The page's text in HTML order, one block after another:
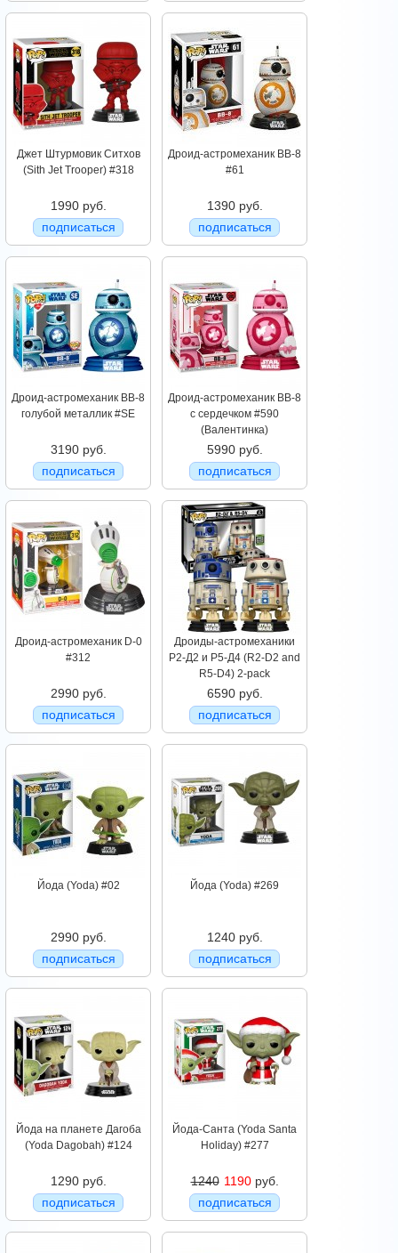
Джет Штурмовик Ситхов
(Sith Jet Trooper) #318
1990 руб.
подписаться
Дроид-астромеханик BB-8
#61
1390 руб.
подписаться
Дроид-астромеханик BB-8
голубой металлик #SE
3190 руб.
подписаться
Дроид-астромеханик BB-8
с сердечком #590
(Валентинка)
5990 руб.
подписаться
Дроид-астромеханик D-0
#312
2990 руб.
подписаться
Дроиды-астромеханики
Р2-Д2 и Р5-Д4 (R2-D2 and
R5-D4) 2-pack
6590 руб.
подписаться
Йода (Yoda) #02
2990 руб.
подписаться
Йода (Yoda) #269
1240 руб.
подписаться
Йода на планете Дагоба
(Yoda Dagobah) #124
1290 руб.
подписаться
Йода-Санта (Yoda Santa
Holiday) #277
1240 1190руб.
подписаться